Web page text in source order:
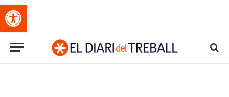
Obre la barra d'eines